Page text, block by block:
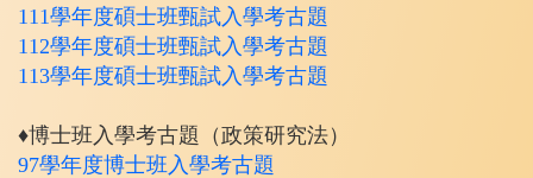
111學年度碩士班甄試入學考古題
112學年度碩士班甄試入學考古題
113學年度碩士班甄試入學考古題
♦博士班入學考古題（政策研究法）
97學年度博士班入學考古題